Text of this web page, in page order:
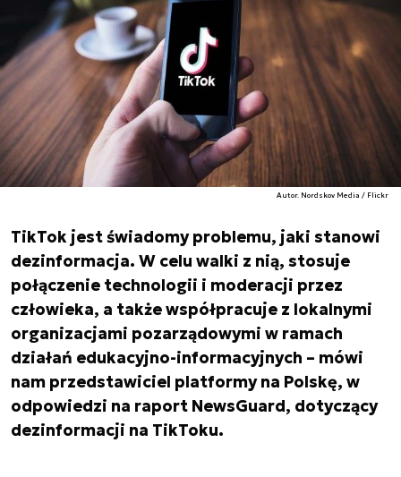
Autor. Nordskov Media / Flickr
TikTok jest świadomy problemu, jaki stanowi
dezinformacja. W celu walki z nią, stosuje
połączenie technologii i moderacji przez
człowieka, a także współpracuje z lokalnymi
organizacjami pozarządowymi w ramach
działań edukacyjno-informacyjnych – mówi
nam przedstawiciel platformy na Polskę, w
odpowiedzi na raport NewsGuard, dotyczący
dezinformacji na TikToku.